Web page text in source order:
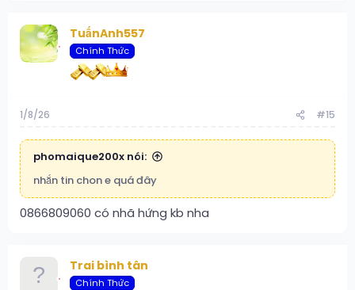
TuấnAnh557
Chính Thức
1/8/26 #15
phomaique200x nói:
nhắn tin chon e quá đây
0866809060 có nhã hứng kb nha
Trai bình tân
Chính Thức